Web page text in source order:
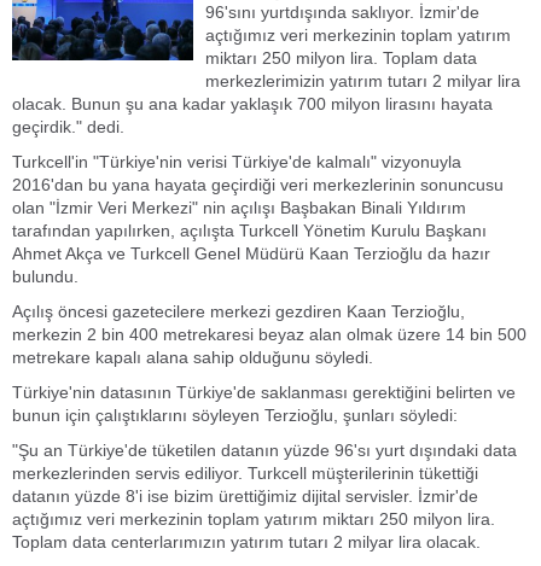
96'sını yurtdışında saklıyor. İzmir'de
açtığımız veri merkezinin toplam yatırım
miktarı 250 milyon lira. Toplam data
merkezlerimizin yatırım tutarı 2 milyar lira
olacak. Bunun şu ana kadar yaklaşık 700 milyon lirasını hayata
geçirdik." dedi.
Turkcell'in "Türkiye'nin verisi Türkiye'de kalmalı" vizyonuyla
2016'dan bu yana hayata geçirdiği veri merkezlerinin sonuncusu
olan "İzmir Veri Merkezi" nin açılışı Başbakan Binali Yıldırım
tarafından yapılırken, açılışta Turkcell Yönetim Kurulu Başkanı
Ahmet Akça ve Turkcell Genel Müdürü Kaan Terzioğlu da hazır
bulundu.
Açılış öncesi gazetecilere merkezi gezdiren Kaan Terzioğlu,
merkezin 2 bin 400 metrekaresi beyaz alan olmak üzere 14 bin 500
metrekare kapalı alana sahip olduğunu söyledi.
Türkiye'nin datasının Türkiye'de saklanması gerektiğini belirten ve
bunun için çalıştıklarını söyleyen Terzioğlu, şunları söyledi:
"Şu an Türkiye'de tüketilen datanın yüzde 96'sı yurt dışındaki data
merkezlerinden servis ediliyor. Turkcell müşterilerinin tükettiği
datanın yüzde 8'i ise bizim ürettiğimiz dijital servisler. İzmir'de
açtığımız veri merkezinin toplam yatırım miktarı 250 milyon lira.
Toplam data centerlarımızın yatırım tutarı 2 milyar lira olacak.